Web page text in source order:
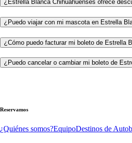
¿Estrella Blanca Chihuahuenses ofrece
¿Puedo viajar con mi mascota en Estrella
¿Cómo puedo facturar mi boleto de Estrella
¿Puedo cancelar o cambiar mi boleto de
Reservamos
¿Quiénes somos?EquipoDestinos de